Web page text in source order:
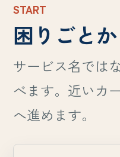
START
困りごと
サービス名では
べます。近いカ
へ進めます。